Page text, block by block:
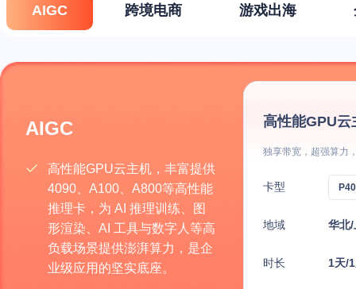
AIGC 跨境电商 游戏出海
AIGC
高性能GPU云主机，丰富提供
4090、A100、A800等高性能
推理卡，为 AI 推理训练、图
形渲染、AI 工具与数字人等高
负载场景提供澎湃算力，是企
业级应用的坚实底座。
高性能GPU云
独享带宽，超强算力
卡型
地域 华北/
时长 1天/